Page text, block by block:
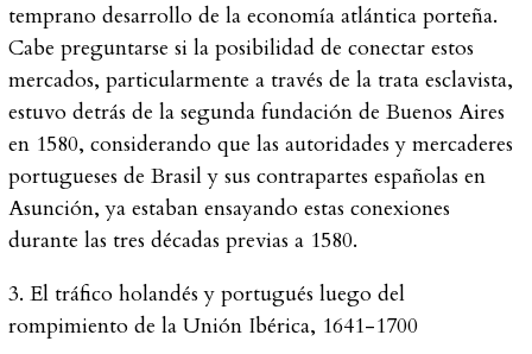
temprano desarrollo de la economía atlántica porteña.
Cabe preguntarse si la posibilidad de conectar estos
mercados, particularmente a través de la trata esclavista,
estuvo detrás de la segunda fundación de Buenos Aires
en 1580, considerando que las autoridades y mercaderes
portugueses de Brasil y sus contrapartes españolas en
Asunción, ya estaban ensayando estas conexiones
durante las tres décadas previas a 1580.
3. El tráfico holandés y portugués luego del
rompimiento de la Unión Ibérica, 1641-1700